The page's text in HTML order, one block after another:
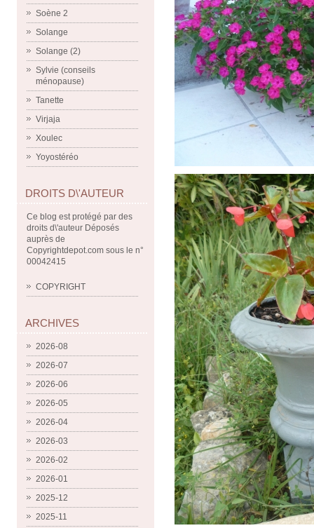
Soène 2
Solange
Solange (2)
Sylvie (conseils
ménopause)
Tanette
Virjaja
Xoulec
Yoyostéréo
DROITS D\'AUTEUR
Ce blog est protégé par des
droits d\'auteur Déposés
auprès de
Copyrightdepot.com sous le n°
00042415
COPYRIGHT
ARCHIVES
2026-08
2026-07
2026-06
2026-05
2026-04
2026-03
2026-02
2026-01
2025-12
2025-11